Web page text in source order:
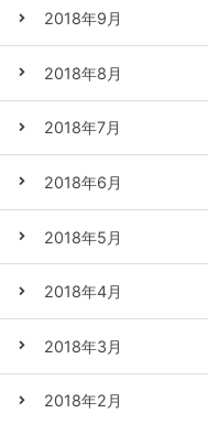
2018年9月
2018年8月
2018年7月
2018年6月
2018年5月
2018年4月
2018年3月
2018年2月